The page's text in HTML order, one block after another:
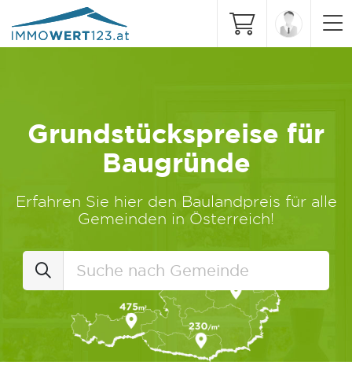
Grundstückspreise für
Baugründe
Erfahren Sie hier den Baulandpreis für alle
Gemeinden in Österreich!